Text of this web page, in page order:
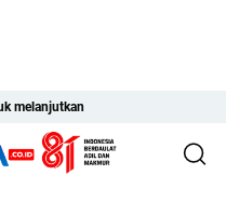
melanjutkan